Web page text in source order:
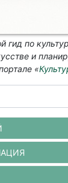
гид по
и
«